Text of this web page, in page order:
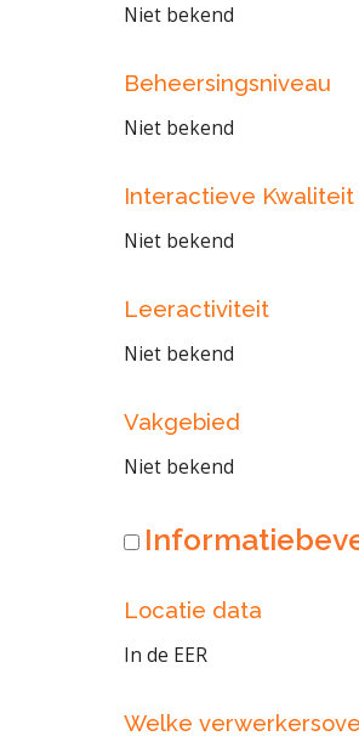
Niet bekend
Beheersingsniveau
Niet bekend
Interactieve Kwaliteit
Niet bekend
Leeractiviteit
Niet bekend
Vakgebied
Niet bekend
Locatie data
In de EER
Welke